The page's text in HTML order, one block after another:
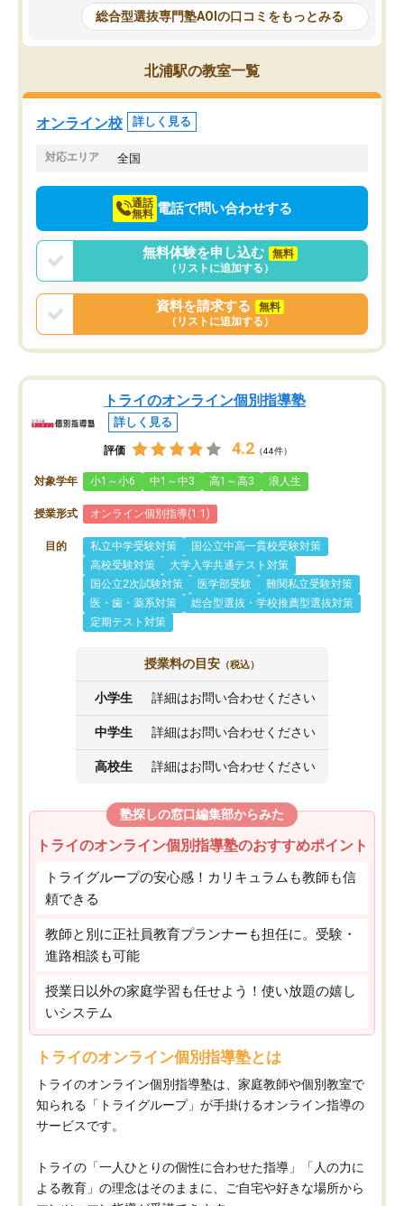
と相談すると、他の先生も紹介してく
ださり、客観的なアドバイスもいただ
くことができました（志望理由・自己
PR等の添削において）。そして、なに
より自習室が解放されている点がよか
ったです。友達と好きな時間に自習
し、お互いを高めあえる環境がありま
で、AO入試を改めて知
それに対しての具体的な
ことでした。更に子供の
けてらっしゃいますので
総合型選抜専門塾AOIの口コミをもっとみる
北浦駅の教室一覧
オンライン校 詳しく見る
対応エリア 全国
通話
無料 電話で問い合わせする
無料体験を申し込む
無料
（リストに追加する）
資料を請求する
無料
（リストに追加する）
トライのオンライン個別指導塾
詳しく見る
評価 4.2 （44件）
対象学年 小1～小6 中1～中3 高1～高3 浪人生
授業形式 オンライン個別指導(1:1)
目的 私立中学受験対策
国公立中高一貫校受験対策
高校受験対策
大学入学共通テスト対策
国公立2次試験対策
医学部受験
難関私立受験対策
医・歯・薬系対策
総合型選抜・学校推薦型選抜対策
定期テスト対策
授業料の目安 （税込）
小学生 詳細はお問い合わせください
中学生 詳細はお問い合わせください
高校生 詳細はお問い合わせください
塾探しの窓口編集部からみた
トライのオンライン個別指導塾のおすすめポイント
トライグループの安心感！カリキュラムも教師も信
頼できる
教師と別に正社員教育プランナーも担任に。受験・
進路相談も可能
授業日以外の家庭学習も任せよう！使い放題の嬉し
いシステム
トライのオンライン個別指導塾とは
トライのオンライン個別指導塾は、家庭教師や個別教室で
知られる「トライグループ」が手掛けるオンライン指導の
サービスです。
トライの「一人ひとりの個性に合わせた指導」「人の力に
よる教育」の理念はそのままに、ご自宅や好きな場所から